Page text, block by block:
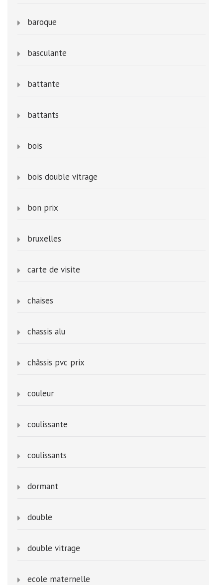
baroque
basculante
battante
battants
bois
bois double vitrage
bon prix
bruxelles
carte de visite
chaises
chassis alu
châssis pvc prix
couleur
coulissante
coulissants
dormant
double
double vitrage
ecole maternelle